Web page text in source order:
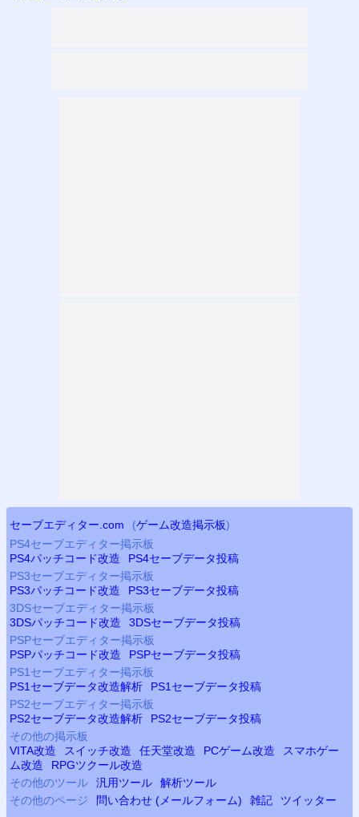
セーブエディター.com (ゲーム改造掲示板)
PS4セーブエディター掲示板
PS4パッチコード改造 PS4セーブデータ投稿
PS3セーブエディター掲示板
PS3パッチコード改造 PS3セーブデータ投稿
3DSセーブエディター掲示板
3DSパッチコード改造
3DSセーブデータ投稿
PSPセーブエディター掲示板
PSPパッチコード改造 PSPセーブデータ投稿
PS1セーブエディター掲示板
PS1セーブデータ改造解析 PS1セーブデータ投稿
PS2セーブエディター掲示板
PS2セーブデータ改造解析 PS2セーブデータ投稿
その他の掲示板
VITA改造
スイッチ改造 任天堂改造 PCゲーム改造
スマホゲー
ム改造
RPGツクール改造
その他のツール
汎用ツール
解析ツール
その他のページ
問い合わせ (メールフォーム) 雑記 ツイッター